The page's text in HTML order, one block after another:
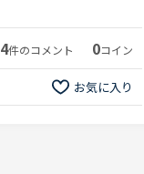
4件のコメント 0コイン
お気に入り